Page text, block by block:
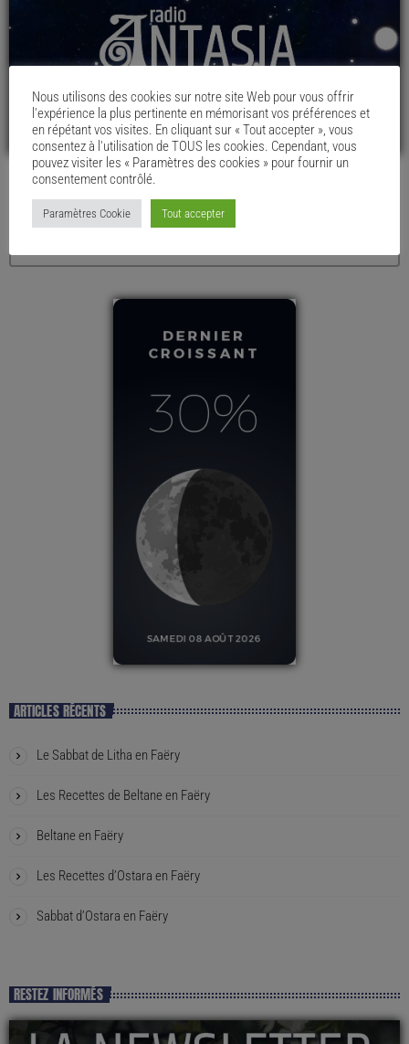
LE MENU DU CHAUDRON
ARTICLES RÉCENTS
Le Sabbat de Litha en Faëry
Les Recettes de Beltane en Faëry
Beltane en Faëry
Les Recettes d’Ostara en Faëry
Sabbat d’Ostara en Faëry
RESTEZ INFORMÉS
Nous utilisons des cookies sur notre site Web pour vous offrir
l'expérience la plus pertinente en mémorisant vos préférences et
en répétant vos visites. En cliquant sur « Tout accepter », vous
consentez à l'utilisation de TOUS les cookies. Cependant, vous
pouvez visiter les « Paramètres des cookies » pour fournir un
consentement contrôlé.
Paramètres Cookie Tout accepter